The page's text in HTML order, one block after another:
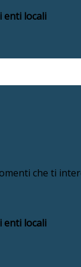
enti locali
che ti
enti locali